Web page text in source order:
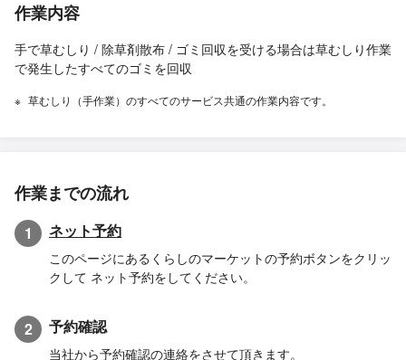
作業内容
手で草むしり / 除草剤散布 / ゴミ回収を受ける場合は草むしり作業
で発生したすべてのゴミを回収
草むしり（手作業）のすべてのサービス共通の作業内容です。
作業までの流れ
1 ネット予約
このページにあるくらしのマーケットの予約ボタンをクリッ
クして ネット予約をしてください。
2 予約確認
当社から予約確認の連絡をさせて頂きます。